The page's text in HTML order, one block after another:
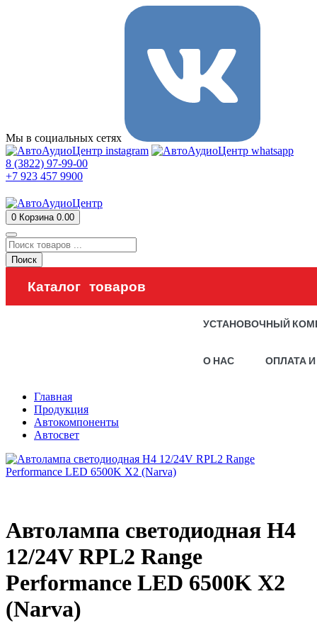
Мы в социальных сетях
8 (3822) 97-99-00
+7 923 457 9900
0 Корзина 0.00
Поиск
Каталог товаров
УСТАНОВОЧНЫЙ
О НАС ОПЛАТА
Главная
Продукция
Автокомпоненты
Автосвет
Автолампа светодиодная H4
12/24V RPL2 Range
Performance LED 6500K X2
(Narva)